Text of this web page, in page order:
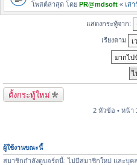
โพสต์ล่าสุด โดย PR@mdsoft « เสา
แสดงกระทู้จาก:
เรียงตาม
ตั้งกระทู้ใหม่
2 หัวข้อ • หน้า
ผู้ใช้งานขณะนี้
สมาชิกกำลังดูบอร์ดนี้: ไม่มีสมาชิกใหม่ และบุค